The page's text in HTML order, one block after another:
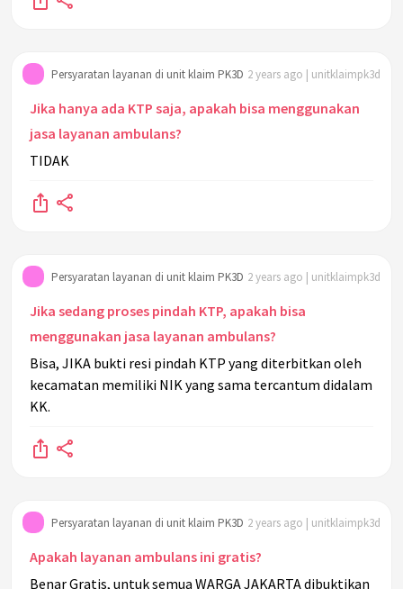
Persyaratan layanan di unit klaim PK3D 2 years ago | unitklaimpk3d
Jika hanya ada KTP saja, apakah bisa menggunakan
jasa layanan ambulans?
TIDAK
Persyaratan layanan di unit klaim PK3D 2 years ago | unitklaimpk3d
Jika sedang proses pindah KTP, apakah bisa
menggunakan jasa layanan ambulans?
Bisa, JIKA bukti resi pindah KTP yang diterbitkan oleh
kecamatan memiliki NIK yang sama tercantum didalam
KK.
Persyaratan layanan di unit klaim PK3D 2 years ago | unitklaimpk3d
Apakah layanan ambulans ini gratis?
Benar Gratis, untuk semua WARGA JAKARTA dibuktikan